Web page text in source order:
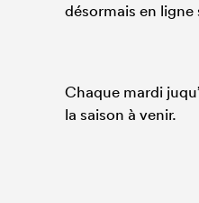
désormais en ligne
Chaque mardi
la saison à venir.